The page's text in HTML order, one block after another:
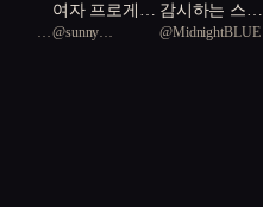
Black
여자 프로게이
머가 T1에 입
@sunny
감시하는 스파
이 지켜야 하
@MidnightBLUE